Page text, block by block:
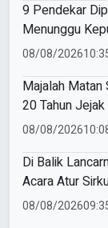
9 Pendekar
Menunggu
08/08/2026
Majalah Matan
20 Tahun
08/08/2026
Di Balik
Acara Atur
08/08/2026